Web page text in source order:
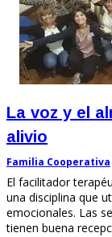
La voz y el
alivio
Familia Cooperativa
El facilitador
una disciplina que
emocionales. Las
tienen buena